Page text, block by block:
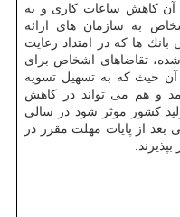
آن كاهش ساعات كاری و به
به سازمان های ارائه
ها كه در امتداد رعایت
شده، تقاضاهای اشخاص برای
آن حیث كه به تسهیل تسویه
و هم می تواند در كاهش
كشور موثر شود در سالی
بعد از پایات مهلت مقرر در